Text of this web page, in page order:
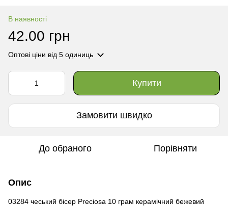
В наявності
42.00 грн
Оптові ціни від 5 одиниць
Купити
Замовити швидко
До обраного Порівняти
Опис
03284 чеський бісер Preciosa 10 грам керамічний бежевий